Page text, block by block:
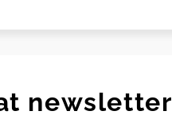
newsletter